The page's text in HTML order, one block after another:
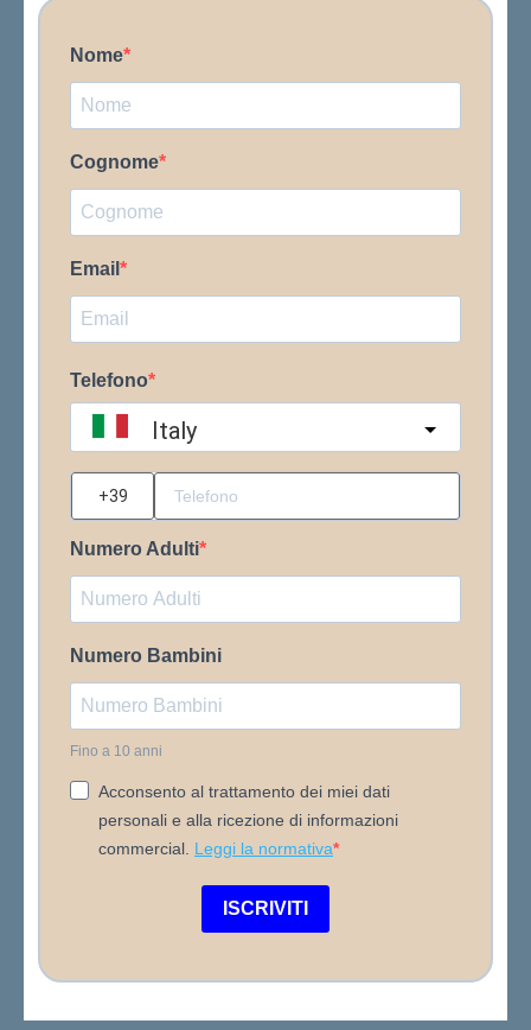
Nome
Cognome
Email
Telefono
Italy
Numero Adulti
Numero Bambini
Fino a 10 anni
Acconsento al trattamento dei miei dati
personali e alla ricezione di informazioni
commercial. Leggi la normativa
ISCRIVITI